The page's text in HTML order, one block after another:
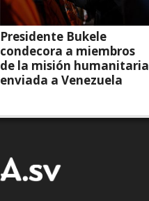
Presidente Bukele
condecora a miembros
de la misión humanitaria
enviada a Venezuela